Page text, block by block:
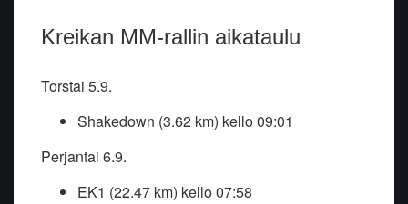
Kreikan MM-rallin aikataulu
Torstai 5.9.
Shakedown (3.62 km) kello 09:01
Perjantai 6.9.
EK1 (22.47 km) kello 07:58